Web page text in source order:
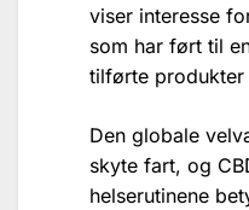
viser interesse
som har ført til
tilførte
Den globale
skyte fart, og
helserutinene